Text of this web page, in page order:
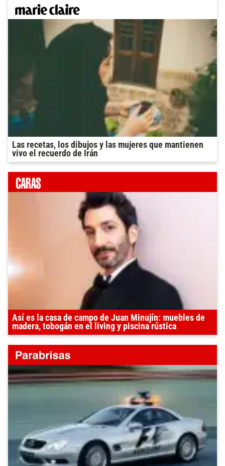
Las recetas, los dibujos y las mujeres que mantienen
vivo el recuerdo de Irán
Así es la casa de campo de Juan Minujín: muebles de
madera, tobogán en el living y piscina rústica